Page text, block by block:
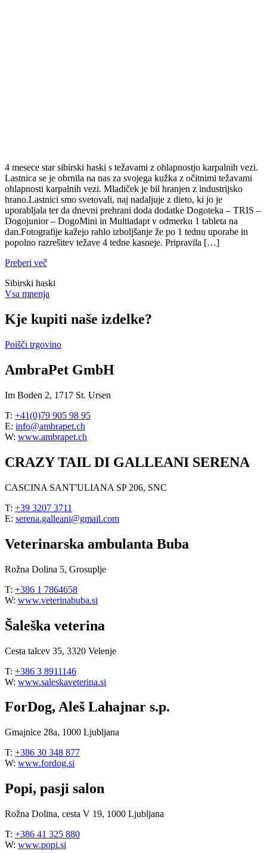
4 mesece star sibirski haski s težavami z ohlapnostjo karpalnih vezi.
Lastnica se je obrnila na nas za svojega kužka z očitnimi težavami
ohlapnosti karpalnih vezi. Mladiček je bil hranjen z industrijsko
hrano.Lastnici smo svetovali, naj nadaljuje z dieto, ki jo je
uporabljala ter da dnevni prehrani doda dodatke Dogoteka – TRIS –
Dogojunior – DogoMini in Multiadapt v odmerku 1 tableta na
dan.Fotografije kažejo rahlo izboljšanje že po 1 tednu uporabe in
popolno razrešitev težave 4 tedne kasneje. Pripravila […]
Preberi več
Sibirski haski
Vsa mnenja
Kje kupiti naše izdelke?
Poišči trgovino
AmbraPet GmbH
Im Boden 2, 1717 St. Ursen
T: +41(0)79 905 98 95
E: info@ambrapet.ch
W: www.ambrapet.ch
CRAZY TAIL DI GALLEANI SERENA
CASCINA SANT'ULIANA SP 206, SNC
T: +39 3207 3711
E: serena.galleani@gmail.com
Veterinarska ambulanta Buba
Rožna Dolina 5, Grosuplje
T: +386 1 7864658
W: www.veterinabuba.si
Šaleška veterina
Cesta talcev 35, 3320 Velenje
T: +386 3 8911146
W: www.saleskaveterina.si
ForDog, Aleš Lahajnar s.p.
Gmajnice 28a, 1000 Ljubljana
T: +386 30 348 877
W: www.fordog.si
Popi, pasji salon
Rožna Dolina, cesta V 19, 1000 Ljubljana
T: +386 41 325 880
W: www.popi.si